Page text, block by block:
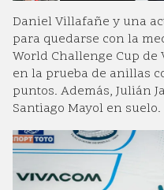
Daniel Villafañe y una
para quedarse con la
World Challenge Cup de
en la prueba de anillas
puntos. Además, Julián
Santiago Mayol en suelo.